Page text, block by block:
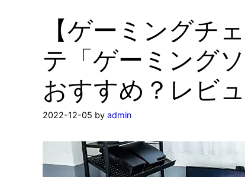
【ゲーミングチ
テ「ゲーミング
おすすめ？レビ
2022-12-05 by admin